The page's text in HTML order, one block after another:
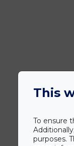
This
To ensure
purposes.